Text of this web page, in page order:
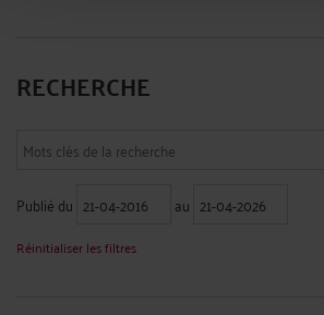
RECHERCHE
Publié du au
Réinitialiser les filtres